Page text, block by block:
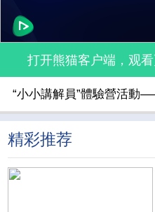
打开熊猫客户端，观
“小小講解員”體驗營活動
精彩推荐